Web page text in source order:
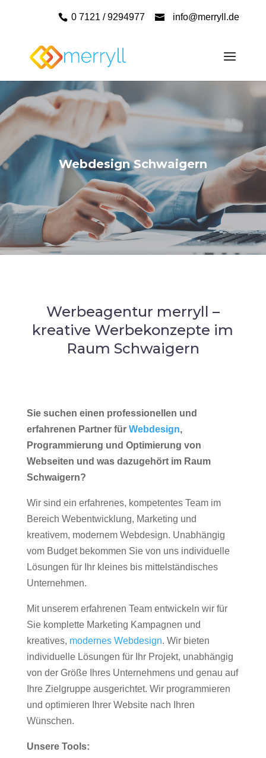
0 7121 / 9294977 info@merryll.de
Webdesign Schwaigern
Werbeagentur merryll –
kreative Werbekonzepte im
Raum Schwaigern
Sie suchen einen professionellen und
erfahrenen Partner für Webdesign,
Programmierung und Optimierung von
Webseiten und was dazugehört im Raum
Schwaigern?
Wir sind ein erfahrenes, kompetentes Team im
Bereich Webentwicklung, Marketing und
kreativem, modernem Webdesign. Unabhängig
vom Budget bekommen Sie von uns individuelle
Lösungen für Ihr kleines bis mittelständisches
Unternehmen.
Mit unserem erfahrenen Team entwickeln wir für
Sie komplette Marketing Kampagnen und
kreatives, modernes Webdesign. Wir bieten
individuelle Lösungen für Ihr Projekt, unabhängig
von der Größe Ihres Unternehmens und genau auf
Ihre Zielgruppe ausgerichtet. Wir programmieren
und optimieren Ihrer Website nach Ihren
Wünschen.
Unsere Tools: